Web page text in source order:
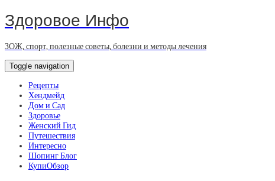
Здоровое Инфо
ЗОЖ, спорт, полезные советы, болезни и методы лечения
Toggle navigation
Рецепты
Хендмейд
Дом и Сад
Здоровье
Женский Гид
Путешествия
Интересно
Шопинг Блог
КупиОбзор